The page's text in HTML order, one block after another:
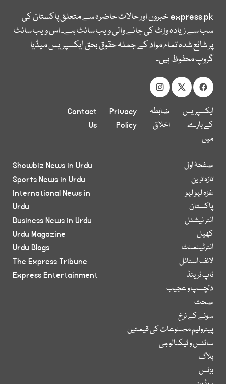
express.pkخبروں اور حالات حاضرہ سے متعلق پاکستان کی
سب سے زیادہ وزٹ کی جانے والی ویب سائٹ ہے۔ اس ویب سائٹ
پر شائع شدہ تمام مواد کے جملہ حقوق بحق ایکسپریس میڈیا
گروپ محفوظ ہیں۔
ایکسپریس
کے بارے
میں
ضابطہ
اخلاق
Privacy
Policy
Contact
Us
صفحۂ اول
تازہ ترین
غزہ لہو لہو
پاکستان
انٹر نیشنل
کھیل
انٹرٹینمنٹ
لائف اسٹائل
ٹاپ ٹرینڈ
دلچسپ و عجیب
صحت
سونے کے نرخ
پیٹرولیم مصنوعات کی قیمتیں
سائنس و ٹیکنالوجی
بلاگ
بزنس
Showbiz News in Urdu
Sports News in Urdu
International News in
Urdu
Business News in Urdu
Urdu Magazine
Urdu Blogs
The Express Tribune
Express Entertainment